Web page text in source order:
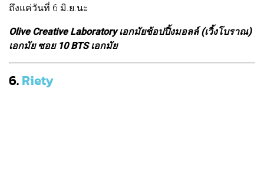
ถึงแค่วันที่ 6 มิ.ย.นะ
Olive Creative Laboratory เอกมัยช้อปปิ้งมอลล์ (เวิ้งโบราณ)
เอกมัย ซอย 10 BTS เอกมัย
6.Riety